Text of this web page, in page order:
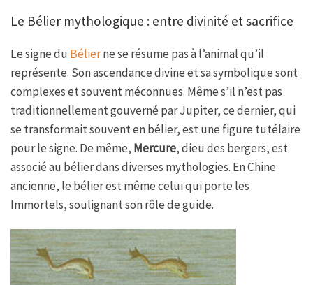
Le Bélier mythologique : entre divinité et sacrifice
Le signe du Bélierne se résume pas à l’animal qu’il
représente. Son ascendance divine et sa symbolique sont
complexes et souvent méconnues. Même s’il n’est pas
traditionnellement gouverné par Jupiter, ce dernier, qui
se transformait souvent en bélier, est une figure tutélaire
pour le signe. De même, Mercure, dieu des bergers, est
associé au bélier dans diverses mythologies. En Chine
ancienne, le bélier est même celui qui porte les
Immortels, soulignant son rôle de guide.